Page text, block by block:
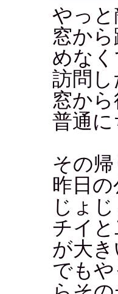
やっ
窓か
めな
訪問
窓か
普通
その
昨日
じょ
チイ
が大
でも